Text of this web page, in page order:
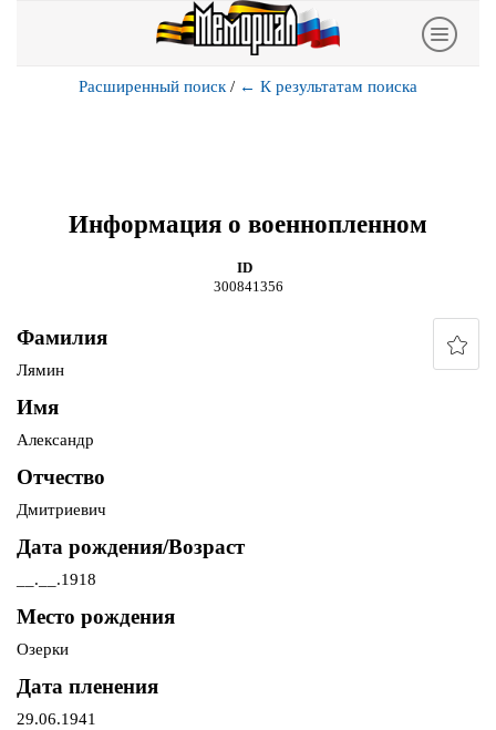
Расширенный поиск / ← К результатам поиска
Информация о военнопленном
ID
300841356
Фамилия
Лямин
Имя
Александр
Отчество
Дмитриевич
Дата рождения/Возраст
__.__.1918
Место рождения
Озерки
Дата пленения
29.06.1941